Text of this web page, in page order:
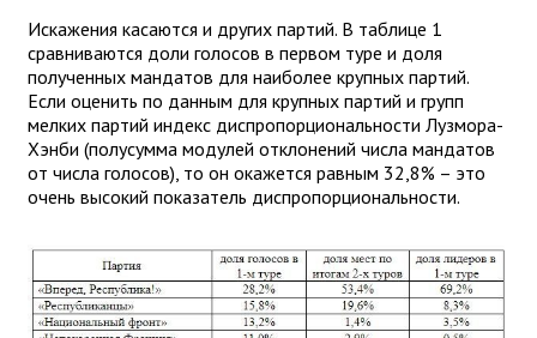
Искажения касаются и других партий. В таблице 1
сравниваются доли голосов в первом туре и доля
полученных мандатов для наиболее крупных партий.
Если оценить по данным для крупных партий и групп
мелких партий индекс диспропорциональности Лузмора-
Хэнби (полусумма модулей отклонений числа мандатов
от числа голосов), то он окажется равным 32,8% – это
очень высокий показатель диспропорциональности.